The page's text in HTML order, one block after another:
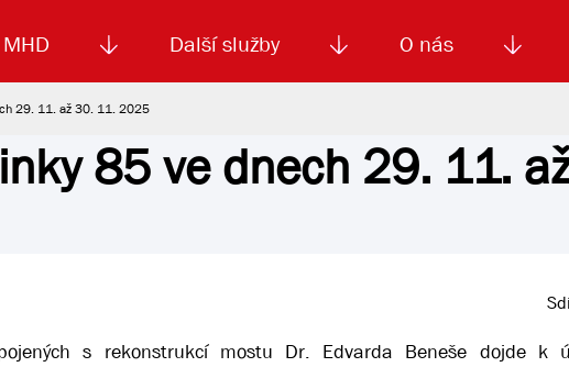
jízdenku Jízdné MHD El. jízdenka (EOS)
Další služby
Smluvní doprava Autoškola
O nás
Výběrová řízení Kariéra
29. 11. až 30. 11. 2025
85 ve dnech 29. 11.
s rekonstrukcí mostu Dr. Edvarda Beneše dojde k